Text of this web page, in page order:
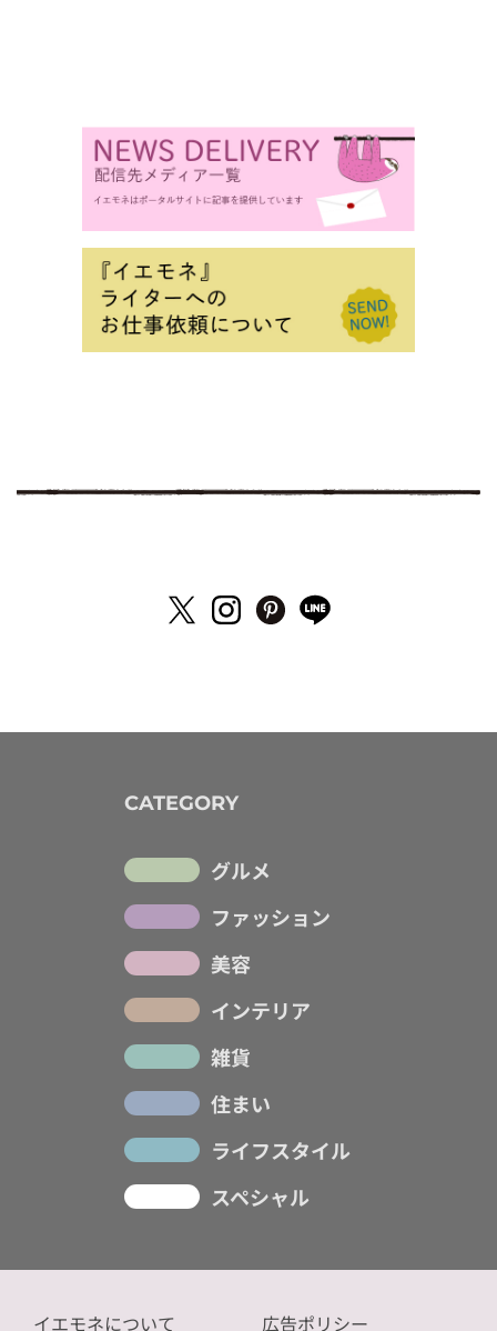
CATEGORY
グルメ
ファッション
美容
インテリア
雑貨
住まい
ライフスタイル
スペシャル
イエモネについて 広告ポリシー